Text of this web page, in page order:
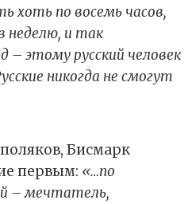
хоть по восемь часов,
неделю, и так
– этому русский человек
никогда не смогут
Бисмарк
первым: «…по
– мечтатель,